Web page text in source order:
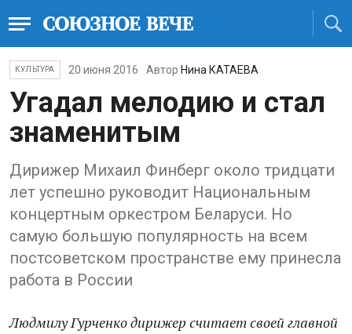
КУЛЬТУРА 20 июня 2016 Автор Нина КАТАЕВА
Угадал мелодию и стал
знаменитым
Дирижер Михаил Финберг около тридцати
лет успешно руководит Национальным
концертным оркестром Беларуси. Но
самую большую популярность на всем
постсоветском пространстве ему принесла
работа в России
Людмилу Гурченко дирижер считает своей главной